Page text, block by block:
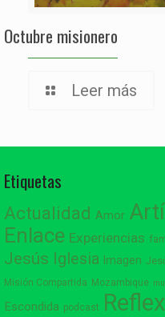
Octubre misionero
Leer más
Etiquetas
Actualidad Amor
Enlace Experiencias
Jesús Iglesia Imagen
Misión Compartida Mozambique
Escondida podcast